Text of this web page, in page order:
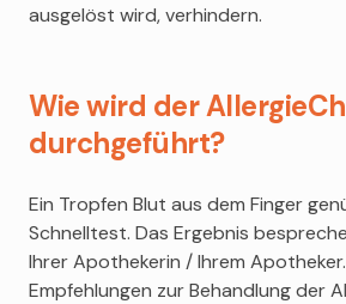
ausgelöst wird, verhindern.
Wie wird der
durchgeführt?
Ein Tropfen Blut aus dem Finger
Schnelltest. Das Ergebnis
Ihrer Apothekerin / Ihrem
Empfehlungen zur Behandlung der